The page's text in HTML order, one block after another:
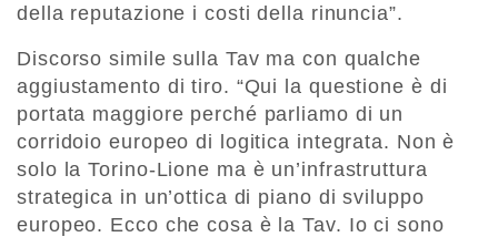
della reputazione i costi della rinuncia”.
Discorso simile sulla Tav ma con qualche
aggiustamento di tiro. “Qui la questione è di
portata maggiore perché parliamo di un
corridoio europeo di logitica integrata. Non è
solo la Torino-Lione ma è un’infrastruttura
strategica in un’ottica di piano di sviluppo
europeo. Ecco che cosa è la Tav. Io ci sono